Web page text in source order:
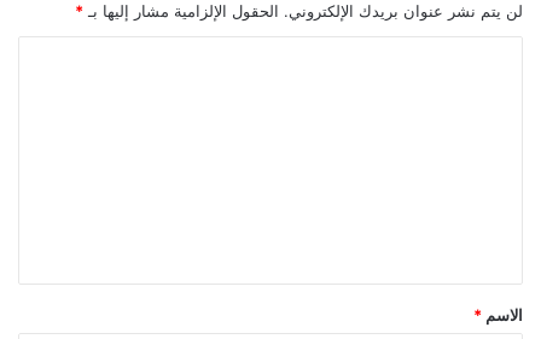
لن يتم نشر عنوان بريدك الإلكتروني. الحقول الإلزامية مشار إليها بـ *
*
الاسم *